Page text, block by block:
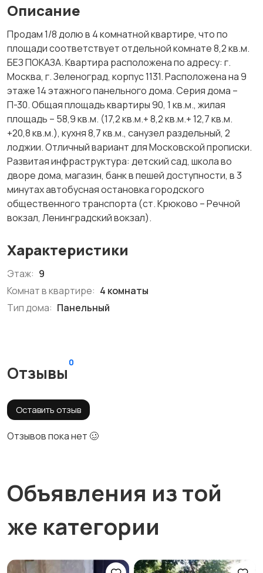
Описание
Продам 1/8 долю в 4 комнатной квартире, что по
площади соответствует отдельной комнате 8,2 кв.м.
БЕЗ ПОКАЗА. Квартира расположена по адресу: г.
Москва, г. Зеленоград, корпус 1131. Расположена на 9
этаже 14 этажного панельного дома. Серия дома –
П-30. Общая площадь квартиры 90, 1 кв.м., жилая
площадь – 58,9 кв.м. (17,2 кв.м.+ 8,2 кв.м.+ 12,7 кв.м.
+20,8 кв.м.), кухня 8,7 кв.м., санузел раздельный, 2
лоджии. Отличный вариант для Московской прописки.
Развитая инфраструктура: детский сад, школа во
дворе дома, магазин, банк в пешей доступности, в 3
минутах автобусная остановка городского
общественного транспорта (ст. Крюково – Речной
вокзал, Ленинградский вокзал).
Характеристики
Этаж: 9
Комнат в квартире: 4 комнаты
Тип дома: Панельный
Отзывы
0
Оставить отзыв
Отзывов пока нет 🥴
Объявления из той
же категории